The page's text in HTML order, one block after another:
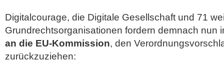
Digitalcourage, die Digitale Gesellschaft und 71
Grundrechtsorganisationen fordern demnach nun
an die EU-Kommission, den
zurückzuziehen: